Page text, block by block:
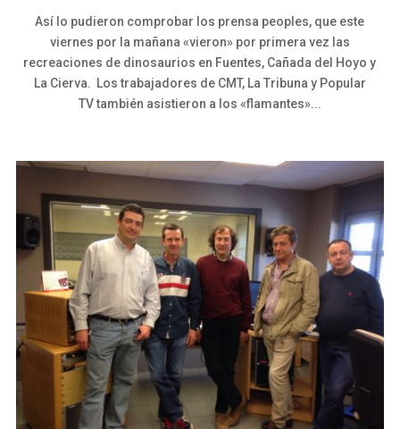
Así lo pudieron comprobar los prensa peoples, que este
viernes por la mañana «vieron» por primera vez las
recreaciones de dinosaurios en Fuentes, Cañada del Hoyo y
La Cierva. Los trabajadores de CMT, La Tribuna y Popular
TV también asistieron a los «flamantes»...